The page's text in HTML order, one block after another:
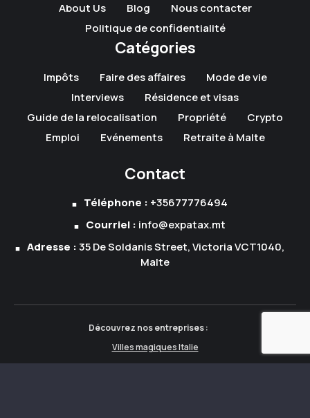
About Us Blog
Nous contacter
Politique de confidentialité
Catégories
Impôts Faire des affaires
Mode de vie
Interviews
Résidence et visas
Guide de la relocalisation
Propriété
Crypto
Emploi
Evénements Retraite à Malte
Contact
Téléphone : +35677776494
Courriel : info@expatax.mt
Adresse :35 De Soldanis Street, Victoria VCT1040,
Malte
Découvrez nos entreprises :
Villes magiques Italie
Villes magiques Albanie